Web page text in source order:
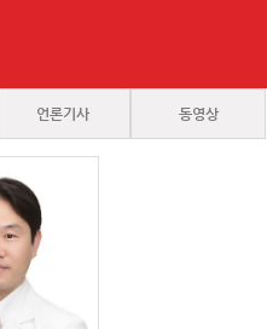
언론기사 동영상